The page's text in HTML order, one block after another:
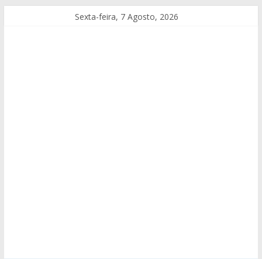
Sexta-feira, 7 Agosto, 2026